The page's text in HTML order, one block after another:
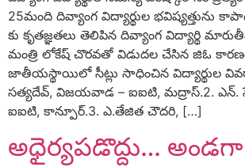
25మంది దివ్యాంగ విద్యార్థుల భవిష్యత్తును
కు కృతజ్ఞతలు తెలిపిన దివ్యాంగ విద్యార్థి
మంత్రి లోకేష్ చొరవతో విడుదల చేసిన జిఓ
జాతీయస్థాయిలో సీట్లు సాధించిన విద్యార్థుల
సత్యదేవ్, విజయవాడ – ఐఐటి, మద్రాస్.2. ఎన్.
ఐఐటి, కాన్పూర్.3. ఎ.తేజిత చౌదరి, […]
అధైర్యపడొద్దు…